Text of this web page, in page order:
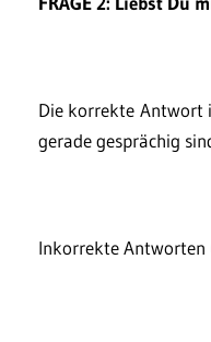
Die korrekte Antwort
gerade gesprächig
Inkorrekte Antworten